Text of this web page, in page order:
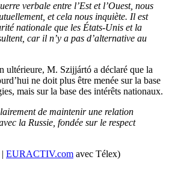
verbale entre l’Est et l’Ouest, nous
et cela nous inquiète. Il est
nationale que les États-Unis et la
car il n’y a pas d’alternative au
ultérieure, M. Szijjártó a déclaré que la
ne doit plus être menée sur la base
mais sur la base des intérêts nationaux.
de maintenir une relation
la Russie, fondée sur le respect
EURACTIV.com avec Télex)